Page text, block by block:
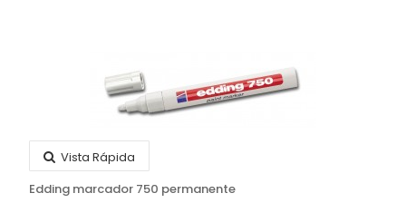
Vista Rápida
Edding marcador 750 permanente